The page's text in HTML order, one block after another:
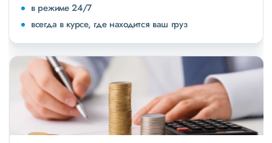
в режиме 24/7
всегда в курсе, где находится ваш груз